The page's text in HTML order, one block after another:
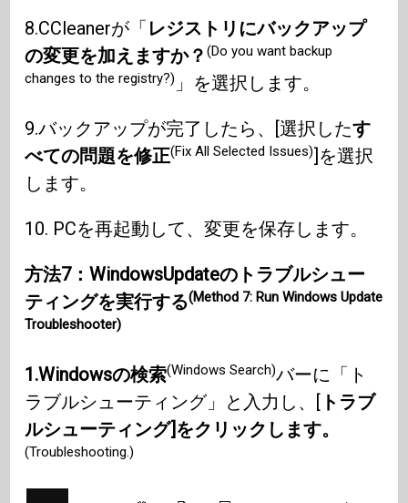
8.CCleanerが「 レジストリにバックアップ
の変更を加えますか？(Do you want backup
changes to the registry?) 」を選択します。
9.バックアップが完了したら、[選択したす
べての問題を修正(Fix All Selected Issues)]を選択
します。
10. PCを再起動して、変更を保存します。
方法7：WindowsUpdateのトラブルシュー
ティングを実行する(Method 7: Run Windows Update
Troubleshooter)
1.Windowsの検索(Windows Search)バーに「ト
ラブルシューティング」と入力し、[ トラブ
ルシューティング]をクリックします。
(Troubleshooting.)